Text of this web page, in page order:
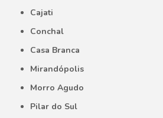
Cajati
Conchal
Casa Branca
Mirandópolis
Morro Agudo
Pilar do Sul